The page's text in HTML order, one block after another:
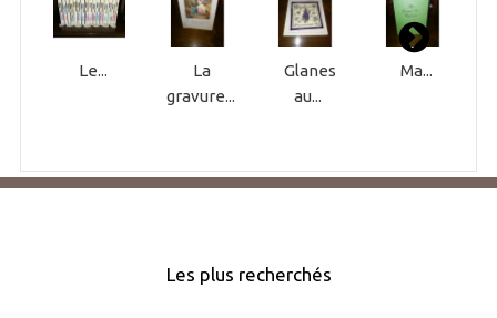
Le...
La
gravure...
Glanes
au...
Ma...
Les plus recherchés